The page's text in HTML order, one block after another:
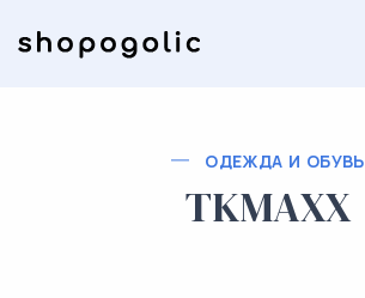
ОДЕЖДА И ОБУВЬ
TKMAXX